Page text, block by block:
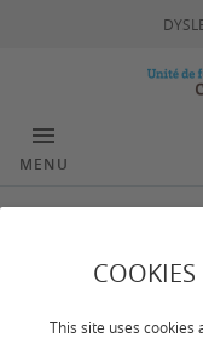
This site uses cookies
MENU